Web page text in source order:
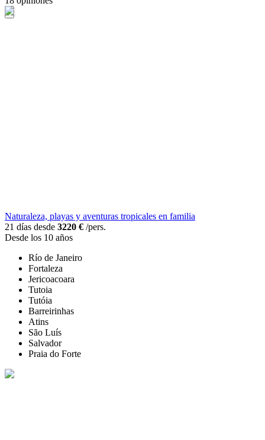
Naturaleza, playas y aventuras tropicales en familia
21 días desde 3220 € /pers.
Desde los 10 años
Río de Janeiro
Fortaleza
Jericoacoara
Tutoia
Tutóia
Barreirinhas
Atins
São Luís
Salvador
Praia do Forte